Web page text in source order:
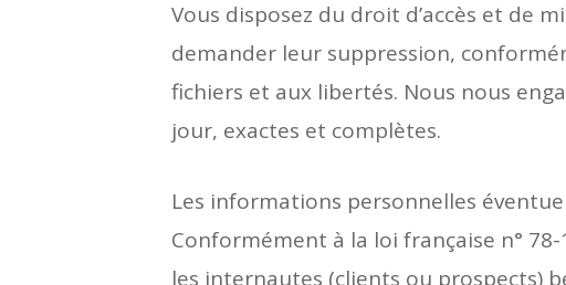
Vous disposez du droit d’accès et de
demander leur suppression,
fichiers et aux libertés. Nous nous
jour, exactes et complètes.
Les informations personnelles
Conformément à la loi française n°
les internautes (clients ou prospects)